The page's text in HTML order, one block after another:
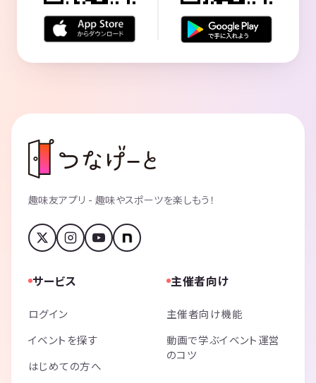
趣味友アプリ - 趣味やスポーツを楽しもう！
サービス
ログイン
イベントを探す
はじめての方へ
主催者向け
主催者向け機能
動画で学ぶイベント運営
のコツ